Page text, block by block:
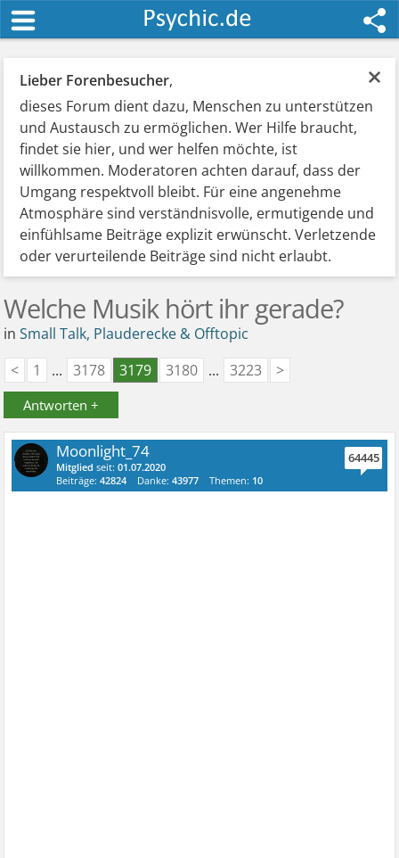
×
Lieber Forenbesucher,
dieses Forum dient dazu, Menschen zu unterstützen
und Austausch zu ermöglichen. Wer Hilfe braucht,
findet sie hier, und wer helfen möchte, ist
willkommen. Moderatoren achten darauf, dass der
Umgang respektvoll bleibt. Für eine angenehme
Atmosphäre sind verständnisvolle, ermutigende und
einfühlsame Beiträge explizit erwünscht. Verletzende
oder verurteilende Beiträge sind nicht erlaubt.
Welche Musik hört ihr gerade?
inSmall Talk, Plauderecke & Offtopic
<
1 ... 3178 3179 3180 ... 3223 >
Antworten +
Moonlight_74
Mitglied seit:01.07.2020
Beiträge:42824 Danke:43977 Themen: 10
64445